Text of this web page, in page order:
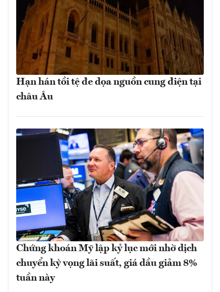
Hạn hán tồi tệ đe dọa nguồn cung điện tại
châu Âu
Chứng khoán Mỹ lập kỷ lục mới nhờ dịch
chuyển kỳ vọng lãi suất, giá dầu giảm 8%
tuần này